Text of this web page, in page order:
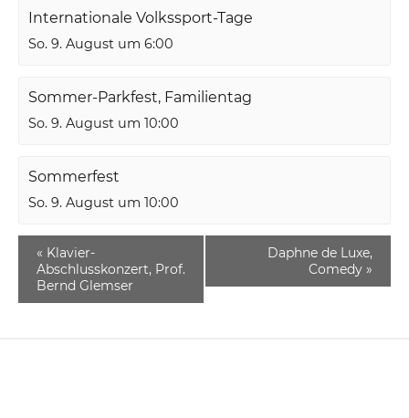
Internationale Volkssport-Tage
So. 9. August um 6:00
Sommer-Parkfest, Familientag
So. 9. August um 10:00
Sommerfest
So. 9. August um 10:00
« Klavier-
Abschlusskonzert, Prof.
Bernd Glemser
Daphne de Luxe,
Comedy »